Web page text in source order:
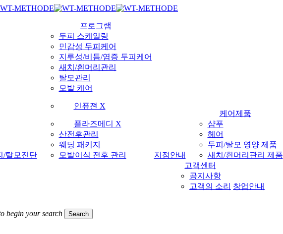
랜드 WT메소드 | 두피도 PT받자
랜드 WT메소드 | 두피도 PT받자
/탈모진단
프로그램
두피 스케일링
민감성 두피케어
지루성/비듬/염증 두피케어
새치/흰머리관리
탈모관리
모발 케어
인퓨젼 X
플라즈메디 X
산전후관리
웨딩 패키지
모발이식 전후 관리
지점안내
케어제품
샴푸
헤어
두피/탈모 영양 제품
새치/흰머리관리 제품
고객센터
공지사항
고객의 소리 창업안내
begin your search Search